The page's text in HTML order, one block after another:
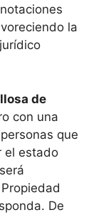
la
de
con una
que
el estado
De